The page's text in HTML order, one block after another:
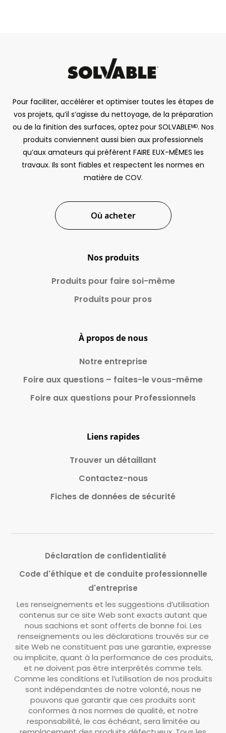
Pour faciliter, accélérer et optimiser toutes les étapes de
vos projets, qu’il s’agisse du nettoyage, de la préparation
ou de la finition des surfaces, optez pour SOLVABLEᴹᴰ. Nos
produits conviennent aussi bien aux professionnels
qu’aux amateurs qui préfèrent FAIRE EUX-MÊMES les
travaux. Ils sont fiables et respectent les normes en
matière de COV.
Où acheter
Nos produits
Produits pour faire soi-même
Produits pour pros
À propos de nous
Notre entreprise
Foire aux questions – faites-le vous-même
Foire aux questions pour Professionnels
Liens rapides
Trouver un détaillant
Contactez-nous
Fiches de données de sécurité
Déclaration de confidentialité
Code d'éthique et de conduite professionnelle
d'entreprise
Les renseignements et les suggestions d’utilisation
contenus sur ce site Web sont exacts autant que
nous sachions et sont offerts de bonne foi. Les
renseignements ou les déclarations trouvés sur ce
site Web ne constituent pas une garantie, expresse
ou implicite, quant à la performance de ces produits,
et ne doivent pas être interprétés comme tels.
Comme les conditions et l’utilisation de nos produits
sont indépendantes de notre volonté, nous ne
pouvons que garantir que ces produits sont
conformes à nos normes de qualité, et notre
responsabilité, le cas échéant, sera limitée au